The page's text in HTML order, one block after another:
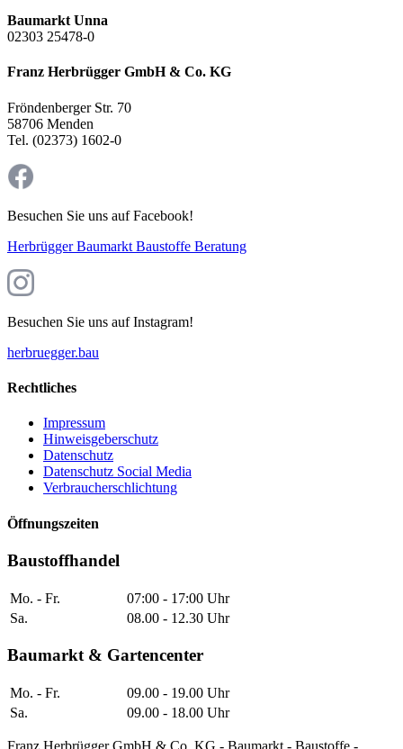
Baumarkt Unna
02303 25478-0
Franz Herbrügger GmbH & Co. KG
Fröndenberger Str. 70
58706 Menden
Tel. (02373) 1602-0
Besuchen Sie uns auf Facebook!
Herbrügger Baumarkt Baustoffe Beratung
Besuchen Sie uns auf Instagram!
herbruegger.bau
Rechtliches
Impressum
Hinweisgeberschutz
Datenschutz
Datenschutz Social Media
Verbraucherschlichtung
Öffnungszeiten
Baustoffhandel
Mo. - Fr.
07:00 - 17:00 Uhr
Sa.
08.00 - 12.30 Uhr
Baumarkt & Gartencenter
Mo. - Fr.
09.00 - 19.00 Uhr
Sa.
09.00 - 18.00 Uhr
Franz Herbrügger GmbH & Co. KG - Baumarkt - Baustoffe -